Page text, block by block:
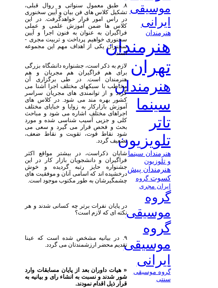
۸. طبق معمول سنواتی و روال قبلی،
تشکیل کلاس های فن بیان و آیین سخنوری
در راس امور قرار خواهدگرفت. در این
کلاس ها ضمن آموزش علمی و عملی
فراگیران به عنوان به فنون اجرا و آیین
سخنوری خواهیم پرداخت و تربیت مجری -
سخنران یکی از اهداف مهم این مجموعه
است.
لازم به ذکر است، جشنواره دانشگاه بزرگی
برای هم فراگیران هم مجریان و هم
هنرمندان است. در طی برگزاری آن
مخاطب با سبکهای مختلف اجرا آشنا می
گردد و از توانمندی های مجریان سراسر
کشور بهره مند می شود. در کلاس های
آموزش بازارکار به زوایا و خبایای مختلف
اجراهای مختلف اشاره می شود و مباحث
کلی و جزیی آسیب شناسی شده و مورد
بحث و فحص قرار می گیرد و سعی می
شود نقاط قوت، تقویت و نقاط ضعف،
تضعیف گردد.
شایان ذکراست، در بیشتر مواقع اکثر
فراگیران و دانشجویان بازار کار در این
جشنواره حایز رتبه گردیده و خوش
درخشیده اند که اسامی آنان و موفقیت های
چشمگیرشان به طور مکتوب موجود است.
در پایان نفرات برتر چه کسانی شدند و هر
نکته ای که لازم است؟
۹. در بیانیه مشخص شده است که عینا
تقدیم محضر ارزشمندتان می گردد.
« هیات داوران بعد از پایان مسابقات وارد
شور شدند و نسبت به انشاء رای و بیانیه به
قرار ذیل اقدام نمودند.
موسیقی
ایرانی
هنرمندان
هنرمندان
تهران
هنرمندان
سینما
تاتر
تلویزیون
هنرمندان سینما
و تلوزیون
هنرمندان پیش
کسوتگروه
ایران مجری
گروه
موسیقی
گروه
موسیقی
ایرانی
گروه موسیقی
سنتی